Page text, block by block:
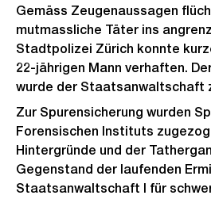
Gemäss Zeugenaussagen
mutmassliche Täter ins
Stadtpolizei Zürich konnte
22-jährigen Mann verhaften.
wurde der Staatsanwaltschaft
Zur Spurensicherung wurden
Forensischen Instituts
Hintergründe und der
Gegenstand der laufenden
Staatsanwaltschaft I für